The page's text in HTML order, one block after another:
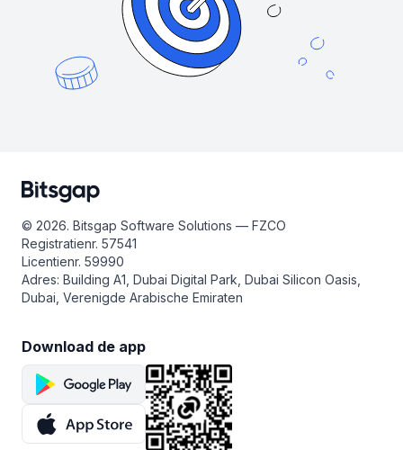
© 2026. Bitsgap Software Solutions — FZCO
Registratienr. 57541
Licentienr. 59990
Adres: Building A1, Dubai Digital Park, Dubai Silicon Oasis,
Dubai, Verenigde Arabische Emiraten
Download de app